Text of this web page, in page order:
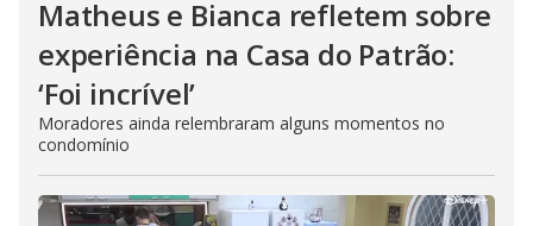
Matheus e Bianca refletem sobre
experiência na Casa do Patrão:
‘Foi incrível’
Moradores ainda relembraram alguns momentos no
condomínio